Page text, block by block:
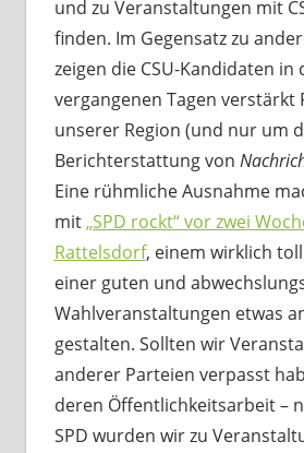
und zu Veranstaltungen mit
finden. Im Gegensatz zu
zeigen die CSU-Kandidaten in
vergangenen Tagen verstärkt
unserer Region (und nur um
Berichterstattung von
Eine rühmliche Ausnahme
mit„SPD rockt“ vor zwei
Rattelsdorf, einem wirklich
einer guten und
Wahlveranstaltungen etwas
gestalten. Sollten wir
anderer Parteien verpasst
deren Öffentlichkeitsarbeit –
SPD wurden wir zu